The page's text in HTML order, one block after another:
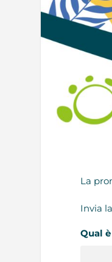
La
Invia
Qual